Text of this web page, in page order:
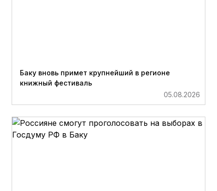
Баку вновь примет крупнейший в регионе
книжный фестиваль
05.08.2026